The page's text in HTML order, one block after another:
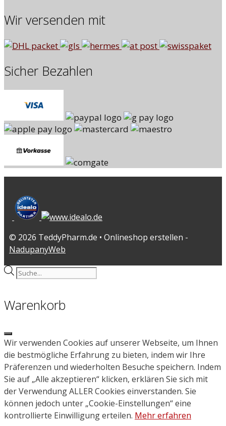
Wir versenden mit
Sicher Bezahlen
© 2026 TeddyPharm.de • Onlineshop erstellen -
NadupanyWeb
Products
Warenkorb
Close
Wir verwenden Cookies auf unserer Webseite, um Ihnen
die bestmögliche Erfahrung zu bieten, indem wir Ihre
Präferenzen und wiederholten Besuche speichern. Indem
Sie auf „Alle akzeptieren“ klicken, erklären Sie sich mit
der Verwendung ALLER Cookies einverstanden. Sie
können jedoch unter „Cookie-Einstellungen“ eine
kontrollierte Einwilligung erteilen. Mehr erfahren